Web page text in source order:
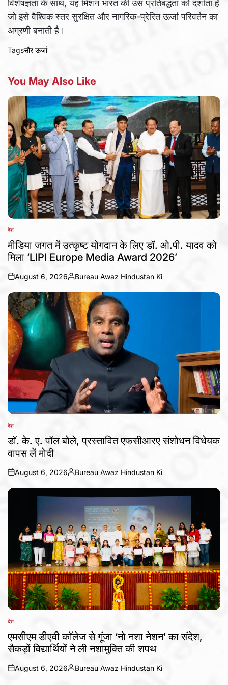
विशेषज्ञता के साथ, यह मिशन भारत की उस प्रतिबद्धता को दर्शाता है
जो इसे वैश्विक स्तर सुरक्षित और नागरिक-प्रेरित ऊर्जा परिवर्तन का
अग्रणी बनाती है।
Tagsसौर ऊर्जा
You May Also Like
POSTED
IN
देश
मीडिया जगत में उत्कृष्ट योगदान के लिए डॉ. ओ.पी. यादव को
मिला ‘LIPI Europe Media Award 2026’
on
August 6, 2026
Posted
by
Bureau Awaz Hindustan Ki
POSTED
देश
डॉ. के. ए. पॉल बोले, प्रस्तावित एफसीआरए संशोधन विधेयक
वापस लें मोदी
on
August 6, 2026
Posted
by
Bureau Awaz Hindustan Ki
POSTED
देश
एमसीएम डीएवी कॉलेज से गूंजा ‘नो नशा नेशन’ का संदेश,
सैकड़ों विद्यार्थियों ने ली नशामुक्ति की शपथ
on
August 6, 2026
Posted
Bureau Awaz Hindustan Ki